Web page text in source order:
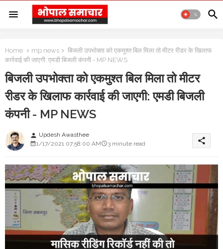
Home mp news
बिजली उपभोक्ता को एकमुश्त बिल मिला तो मीटर रीडर के खिलाफ
कार्रवाई की जाएगी: एमडी बिजली कंपनी - MP NEWS
बिजली उपभोक्ता को एकमुश्त बिल मिला तो मीटर
रीडर के खिलाफ कार्रवाई की जाएगी: एमडी बिजली
कंपनी - MP NEWS
person Updesh Awasthee
1/17/2021 07:58:00 AM
3 minute read share